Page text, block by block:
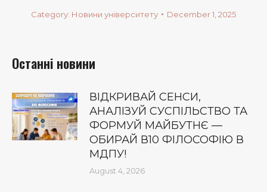
Category: Новини університету December 1, 2025
Останні новини
ВІДКРИВАЙ СЕНСИ,
АНАЛІЗУЙ СУСПІЛЬСТВО ТА
ФОРМУЙ МАЙБУТНЄ —
ОБИРАЙ В10 ФІЛОСОФІЮ В
МДПУ!
August 4, 2026